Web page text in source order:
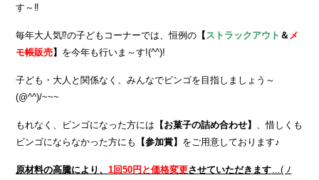
す～‼
毎年大人気⁉の子どもコーナーでは、恒例の 【 ストラックアウト ＆ メ
モ帳販売】 を今年も行いま～す!(^^)!
子ども・大人と関係なく、みんなでビンゴを目指しましょう～
(@^^)/~~~
もれなく、ビンゴになった方には 【お菓子の詰め合わせ】
、惜しくも
ビンゴにならなかった方にも
【参加賞】 をご用意しております♪
原材料の高騰により、1回50円と価格変更させていただきます …( ﾉ